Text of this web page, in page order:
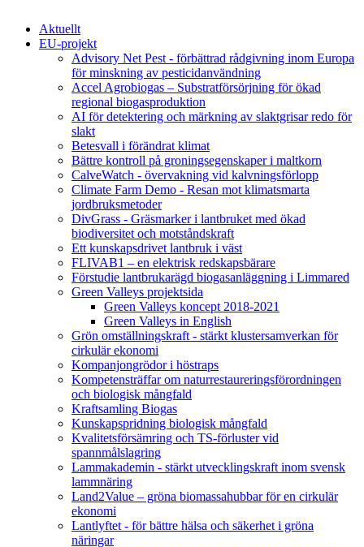
Aktuellt
EU-projekt
Advisory Net Pest - förbättrad rådgivning inom Europa
för minskning av pesticidanvändning
Accel Agrobiogas – Substratförsörjning för ökad
regional biogasproduktion
AI för detektering och märkning av slaktgrisar redo för
slakt
Betesvall i förändrat klimat
Bättre kontroll på groningsegenskaper i maltkorn
CalveWatch - övervakning vid kalvningsförlopp
Climate Farm Demo - Resan mot klimatsmarta
jordbruksmetoder
DivGrass - Gräsmarker i lantbruket med ökad
biodiversitet och motståndskraft
Ett kunskapsdrivet lantbruk i väst
FLIVAB1 – en elektrisk redskapsbärare
Förstudie lantbrukarägd biogasanläggning i Limmared
Green Valleys projektsida
Green Valleys koncept 2018-2021
Green Valleys in English
Grön omställningskraft - stärkt klustersamverkan för
cirkulär ekonomi
Kompanjongrödor i höstraps
Kompetensträffar om naturrestaureringsförordningen
och biologisk mångfald
Kraftsamling Biogas
Kunskapspridning biologisk mångfald
Kvalitetsförsämring och TS-förluster vid
spannmålslagring
Lammakademin - stärkt utvecklingskraft inom svensk
lammnäring
Land2Value – gröna biomassahubbar för en cirkulär
ekonomi
Lantlyftet - för bättre hälsa och säkerhet i gröna
näringar